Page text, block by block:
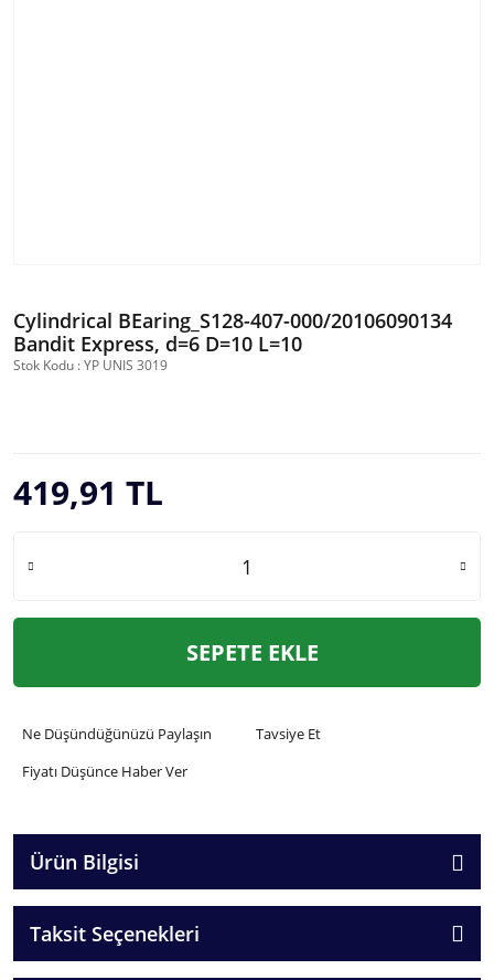
Cylindrical BEaring_S128-407-000/20106090134
Bandit Express, d=6 D=10 L=10
Stok Kodu : YP UNIS 3019
419,91 TL
SEPETE EKLE
Ne Düşündüğünüzü Paylaşın
Tavsiye Et
Fiyatı Düşünce Haber Ver
Ürün Bilgisi
Taksit Seçenekleri